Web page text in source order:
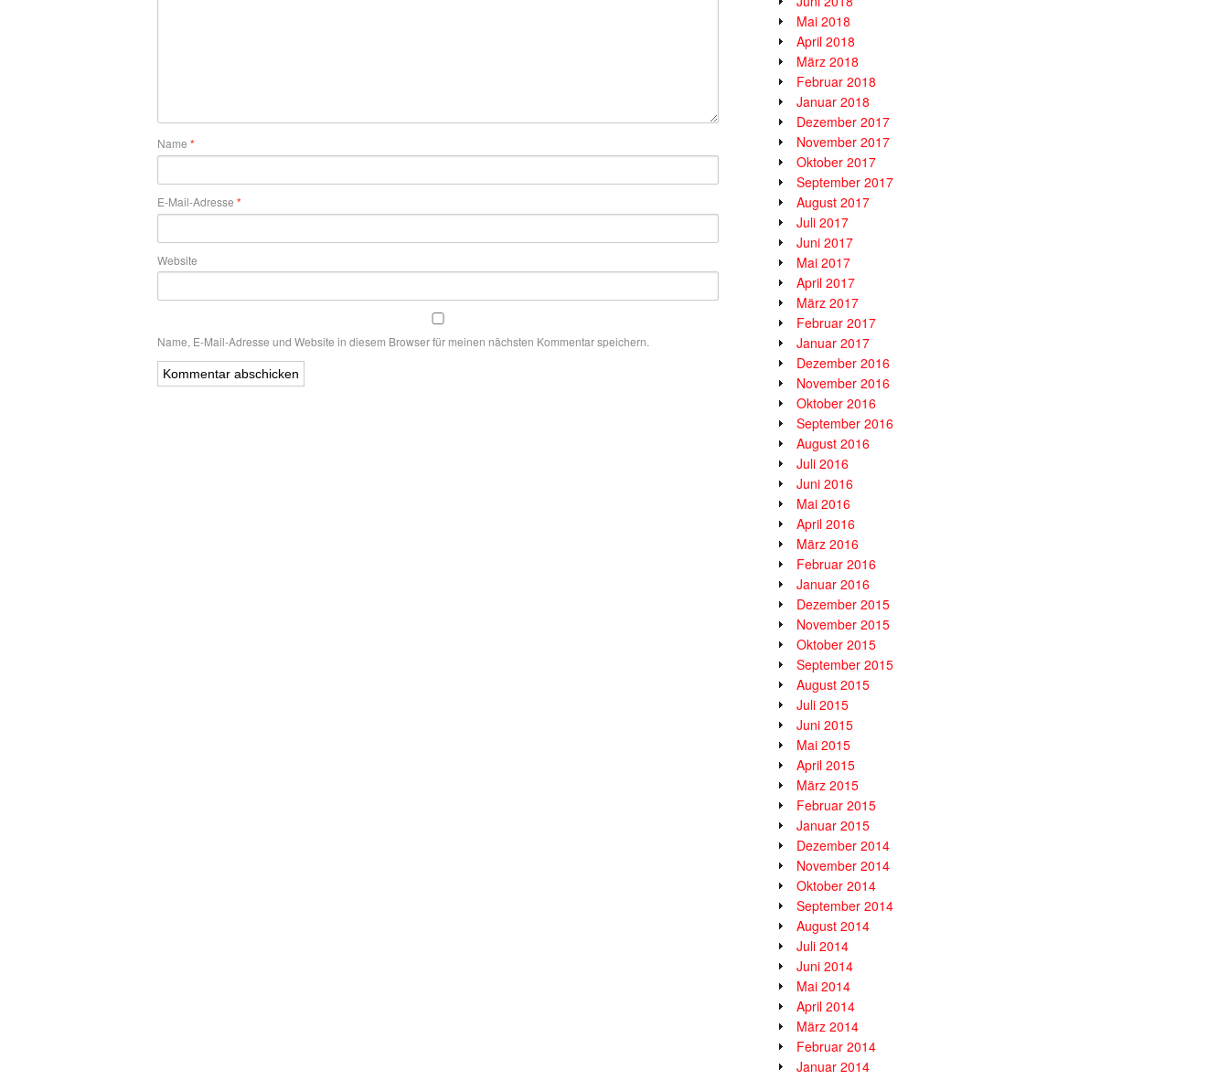
Name *
E-Mail-Adresse *
Website
Name, E-Mail-Adresse und Website in diesem Browser für meinen nächsten Kommentar speichern.
Mai 2018
April 2018
März 2018
Februar 2018
Januar 2018
Dezember 2017
November 2017
Oktober 2017
September 2017
August 2017
Juli 2017
Juni 2017
Mai 2017
April 2017
März 2017
Februar 2017
Januar 2017
Dezember 2016
November 2016
Oktober 2016
September 2016
August 2016
Juli 2016
Juni 2016
Mai 2016
April 2016
März 2016
Februar 2016
Januar 2016
Dezember 2015
November 2015
Oktober 2015
September 2015
August 2015
Juli 2015
Juni 2015
Mai 2015
April 2015
März 2015
Februar 2015
Januar 2015
Dezember 2014
November 2014
Oktober 2014
September 2014
August 2014
Juli 2014
Juni 2014
Mai 2014
April 2014
März 2014
Februar 2014
Januar 2014